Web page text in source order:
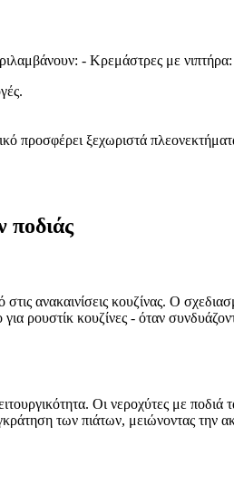
- Κρεμάστρες με νιπτήρα:
προσφέρει ξεχωριστά
ποδιάς
ανακαινίσεις κουζίνας. Ο
ρουστίκ κουζίνες - όταν
Οι νεροχύτες με ποδιά
των πιάτων, μειώνοντας την